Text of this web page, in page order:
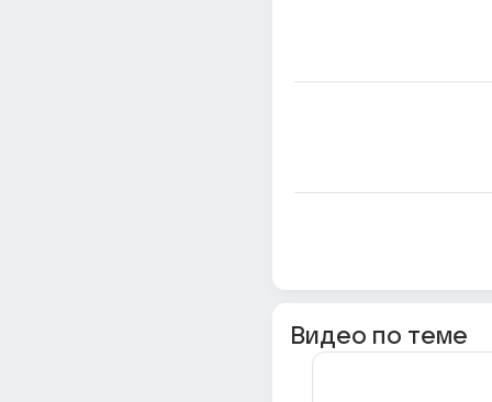
Видео по теме